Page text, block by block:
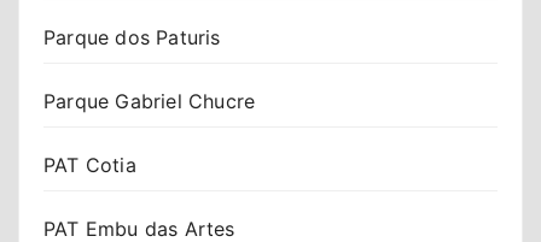
Parque dos Paturis
Parque Gabriel Chucre
PAT Cotia
PAT Embu das Artes